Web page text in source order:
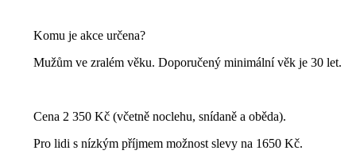
Komu je akce určena?
Mužům ve zralém věku. Doporučený minimální věk je 30 let.
Cena 2 350 Kč (včetně noclehu, snídaně a oběda).
Pro lidi s nízkým příjmem možnost slevy na 1650 Kč.